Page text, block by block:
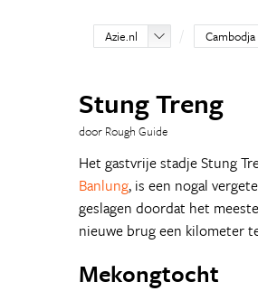
Azie.nl Cambodja
Stung Treng
door Rough Guide
Het gastvrije stadje Stung
Banlung, is een nogal
geslagen doordat het
nieuwe brug een kilometer
Mekongtocht